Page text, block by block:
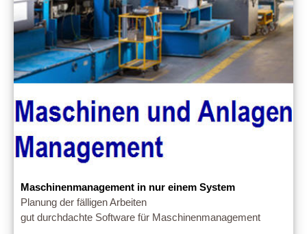
Maschinenmanagement in nur einem System
Planung der fälligen Arbeiten
gut durchdachte Software für Maschinenmanagement